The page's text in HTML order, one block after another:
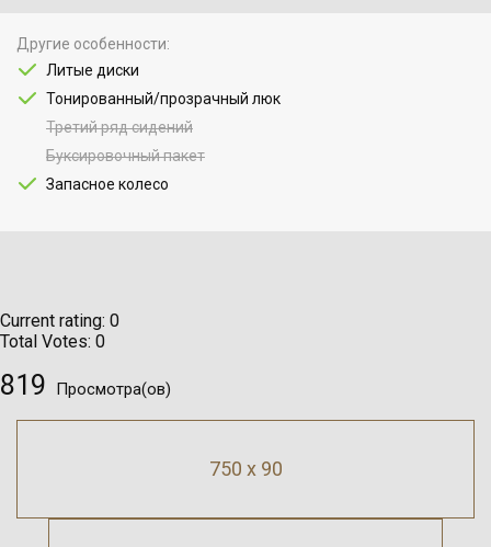
Другие особенности
Литые диски
Тонированный/прозрачный люк
Третий ряд сидений
Буксировочный пакет
Запасное колесо
Current rating: 0
Total Votes: 0
819 Просмотра(ов)
750 x 90